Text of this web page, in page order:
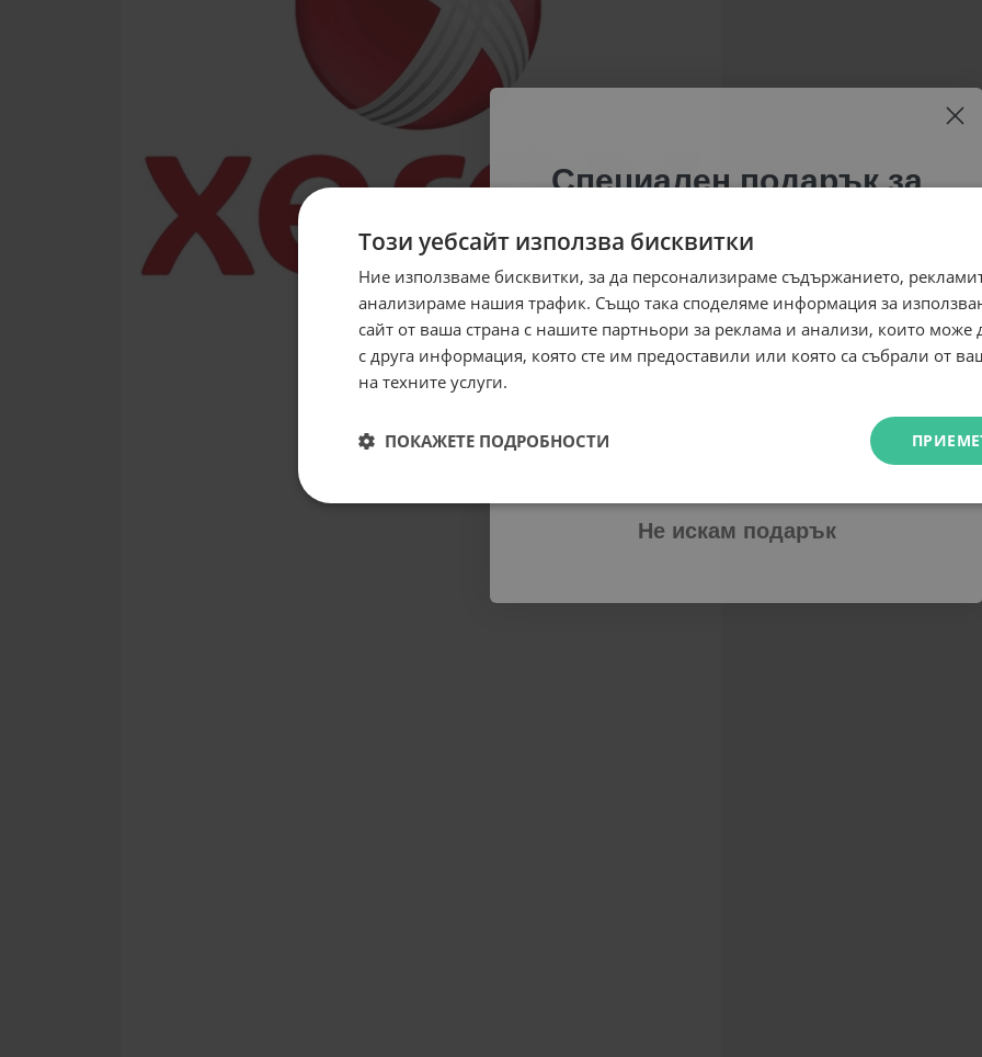
Този уебсайт използва бисквитки
Ние използваме бисквитки, за да персонализираме съдържанието,
анализираме нашия трафик. Също така споделяме информация за
сайт от ваша страна с нашите партньори за реклама и анализи, които може
с друга информация, която сте им предоставили или която са събрали от
на техните услуги.
ПОКАЖЕТЕ ПОДРОБНОСТИ
Специален подарък за
специални предложения само за теб като
въведеш само email адрес и получи отстъпка от
първата ти поръчка.
Email
Не искам подарък